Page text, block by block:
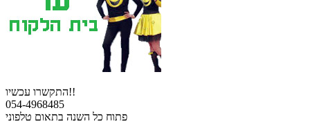
התקשרו עכשיו!!
054-4968485
פתוח כל השנה בתאום טלפוני